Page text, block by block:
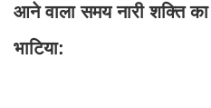
आने वाला समय नारी शक्ति
भाटिया: